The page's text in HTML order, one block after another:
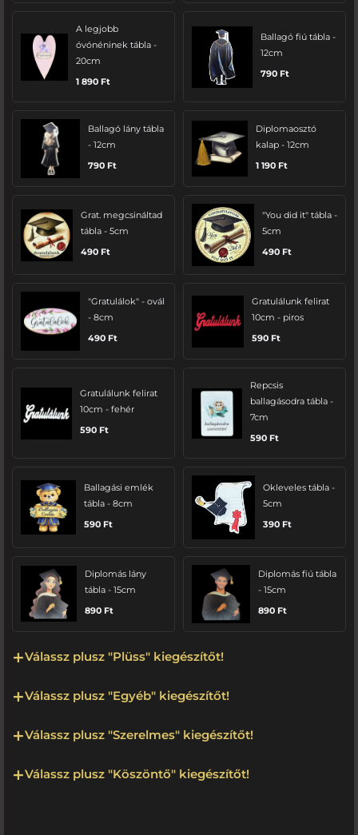
A legjobb
óvónéninek tábla -
20cm
1 890 Ft
Ballagó fiú tábla -
12cm
790 Ft
Ballagó lány tábla
- 12cm
790 Ft
Diplomaosztó
kalap - 12cm
1 190 Ft
Grat. megcsináltad
tábla - 5cm
490 Ft
"You did it" tábla -
5cm
490 Ft
"Gratulálok" - ovál
- 8cm
490 Ft
Gratulálunk felirat
10cm - piros
590 Ft
Gratulálunk felirat
10cm - fehér
590 Ft
Repcsis
ballagásodra tábla -
7cm
590 Ft
Ballagási emlék
tábla - 8cm
590 Ft
Okleveles tábla -
5cm
390 Ft
Diplomás lány
tábla - 15cm
890 Ft
Diplomás fiú tábla
- 15cm
890 Ft
Válassz plusz "Plüss" kiegészítőt!
Válassz plusz "Egyéb" kiegészítőt!
Válassz plusz "Szerelmes" kiegészítőt!
Válassz plusz "Köszöntő" kiegészítőt!